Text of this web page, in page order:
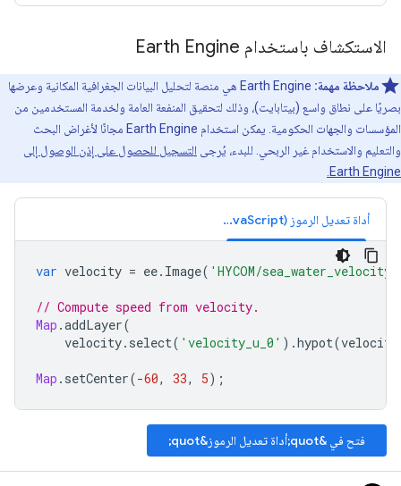
الاستكشاف باستخدام Earth Engine
ملاحظة مهمة:
‫Earth Engine هي منصة لتحليل البيانات الجغرافية المكانية وعرضها
بصريًا على نطاق واسع (بيتابايت)، وذلك لتحقيق المنفعة العامة ولخدمة المستخدمين من
المؤسسات والجهات الحكومية. يمكن استخدام Earth Engine مجانًا لأغراض البحث
والتعليم والاستخدام غير الربحي. للبدء، يُرجى التسجيل للحصول على إذن الوصول إلى
Earth Engine.
أداة تعديل الرموز (JavaScript)
var velocity = ee. Image( 'HYCOM/sea_water_velocity/
// Compute speed from velocity.
Map .addLayer(
velocity. select( 'velocity_u_0' ).hypot(velocity
Map . setCenter(-60, 33, 5);
فتح في &quot;أداة تعديل الرموز&quot;